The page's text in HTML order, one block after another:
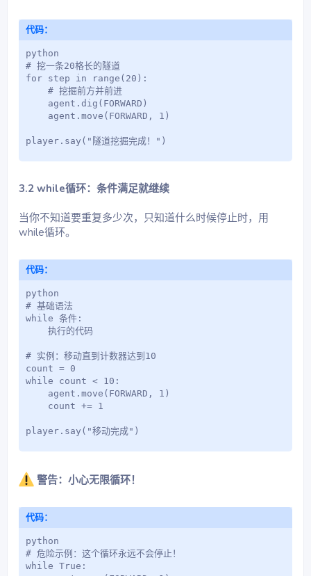
代码：
python
# 挖一条20格长的隧道
for step in range(20):
    # 挖掘前方并前进
    agent.dig(FORWARD)
    agent.move(FORWARD, 1)
player.say("隧道挖掘完成！")
3.2 while循环：条件满足就继续
当你不知道要重复多少次，只知道什么时候停止时，用
while循环。
代码：
python
# 基础语法
while 条件:
    执行的代码
# 实例：移动直到计数器达到10
count = 0
while count < 10:
    agent.move(FORWARD, 1)
    count += 1
player.say("移动完成")
警告：小心无限循环！
代码：
python
# 危险示例：这个循环永远不会停止！
while True: